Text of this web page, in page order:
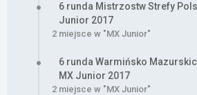
6 runda Mistrzostw Strefy
Junior 2017
2 miejsce w "MX Junior"
6 runda Warmińsko
MX Junior 2017
2 miejsce w "MX Junior"